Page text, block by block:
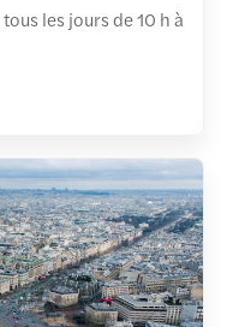
tous les jours de 10 h à